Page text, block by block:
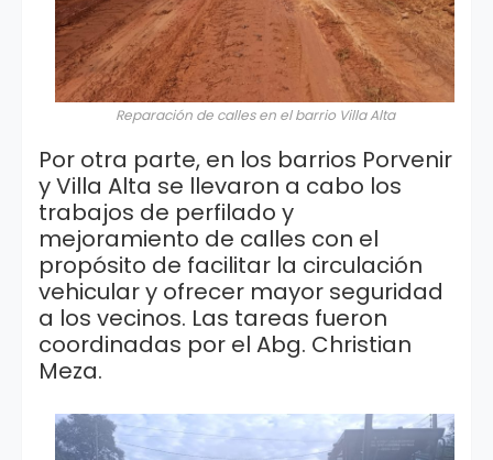
Reparación de calles en el barrio Villa Alta
Por otra parte, en los barrios Porvenir
y Villa Alta se llevaron a cabo los
trabajos de perfilado y
mejoramiento de calles con el
propósito de facilitar la circulación
vehicular y ofrecer mayor seguridad
a los vecinos. Las tareas fueron
coordinadas por el Abg. Christian
Meza.